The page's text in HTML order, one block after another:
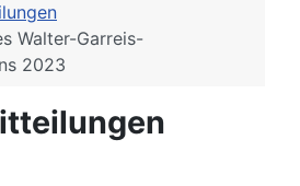
Walter-Garreis-
2023